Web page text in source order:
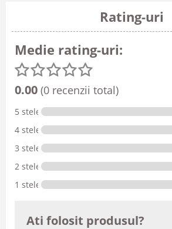
Rating-uri
Medie rating-uri:
0.00 (0 recenzii total)
5 stele
4 stele
3 stele
2 stele
1 stele
Ati folosit produsul?